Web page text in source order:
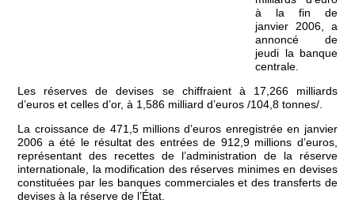
à la fin de
janvier 2006, a
annoncé de
jeudi la banque
centrale.
Les réserves de devises se chiffraient à 17,266 milliards
d’euros et celles d’or, à 1,586 milliard d’euros /104,8 tonnes/.
La croissance de 471,5 millions d’euros enregistrée en janvier
2006 a été le résultat des entrées de 912,9 millions d’euros,
représentant des recettes de l’administration de la réserve
internationale, la modification des réserves minimes en devises
constituées par les banques commerciales et des transferts de
devises à la réserve de l’État.